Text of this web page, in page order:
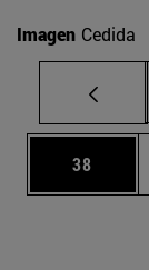
Imagen Cedida
Página
38